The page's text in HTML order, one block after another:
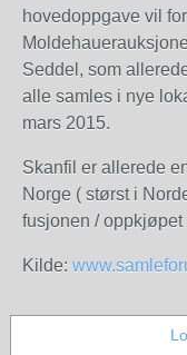
hovedoppgave vil
Seddel, som
alle samles i nye
mars 2015.
Skanfil er allerede
Norge ( størst i
fusjonen / oppkjøpet
Kilde: